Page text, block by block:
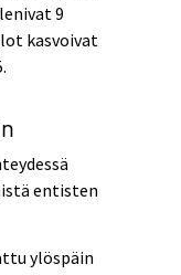
9
kasvoivat
entisten
ylöspäin